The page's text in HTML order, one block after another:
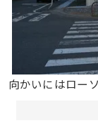
向かいにはロー